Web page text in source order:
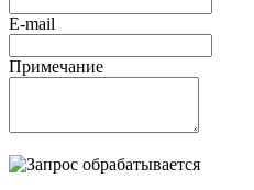
E-mail
Примечание